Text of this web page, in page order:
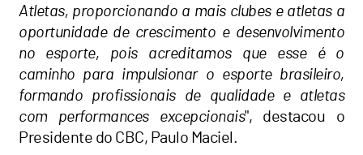
Atletas, proporcionando a mais clubes e atletas a
oportunidade de crescimento e desenvolvimento
no esporte, pois acreditamos que esse é o
caminho para impulsionar o esporte brasileiro,
formando profissionais de qualidade e atletas
com performances excepcionais", destacou o
Presidente do CBC, Paulo Maciel.